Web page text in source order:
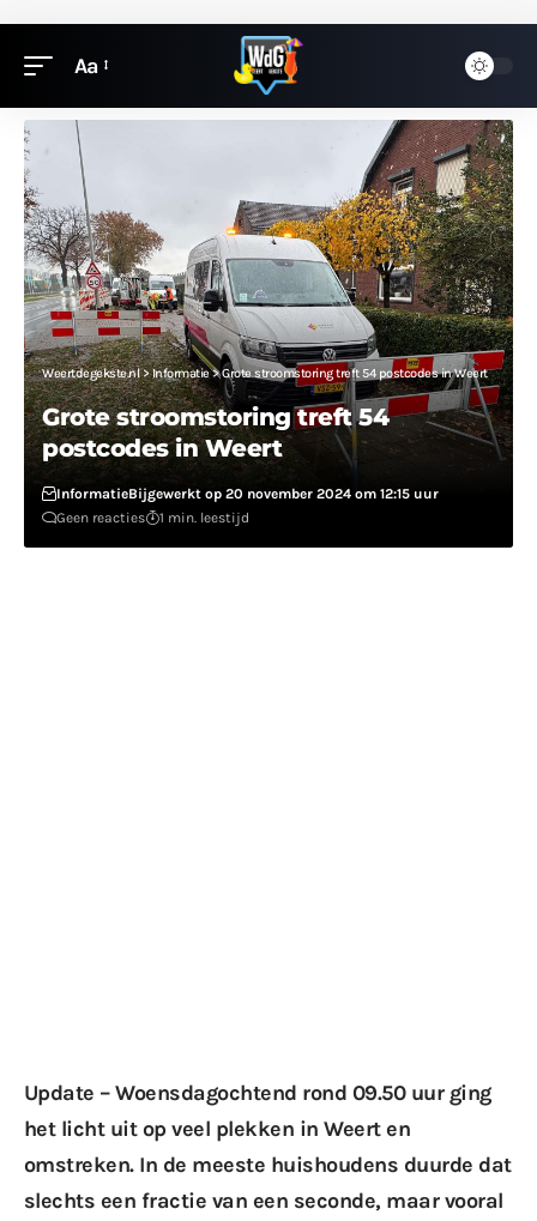
Aa
Weertdegekste.nl>Informatie>Grote stroomstoring treft 54 postcodes in Weert
Grote stroomstoring treft 54
postcodes in Weert
InformatieBijgewerkt op 20 november 2024 om 12:15 uur
Geen reacties
1 min. leestijd
Update – Woensdagochtend rond 09.50 uur ging
het licht uit op veel plekken in Weert en
omstreken. In de meeste huishoudens duurde dat
slechts een fractie van een seconde, maar vooral